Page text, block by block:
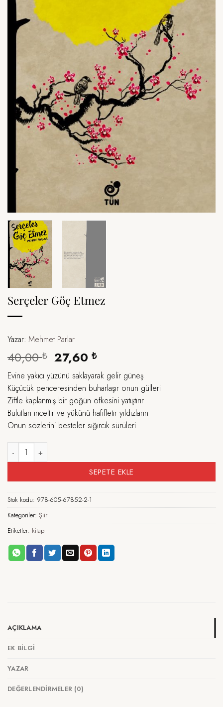
Serçeler Göç Etmez
Yazar: Mehmet Parlar
40,00₺ Orijinal
fiyat:
40,00 ₺.
27,60₺Şu
andaki
fiyat:
27,60 ₺.
Evine yakıcı yüzünü saklayarak gelir güneş
Küçücük penceresinden buharlaşır onun gülleri
Ziftle kaplanmış bir göğün öfkesini yatıştırır
Bulutları inceltir ve yükünü hafifletir yıldızların
Onun sözlerini besteler sığırcık sürüleri
Serçeler Göç Etmez adet
SEPETE EKLE
Stok kodu: 978-605-67852-2-1
Kategoriler: Şiir
Etiketler: kitap
AÇIKLAMA
EK BILGI
YAZAR
DEĞERLENDIRMELER (0)